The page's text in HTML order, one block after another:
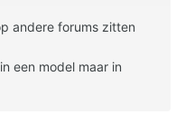
andere forums zitten
een model maar in